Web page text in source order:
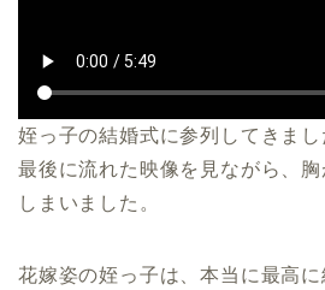
姪っ子の結婚式に参列してきまし
最後に流れた映像を見ながら、
しまいました。
花嫁姿の姪っ子は、本当に最高